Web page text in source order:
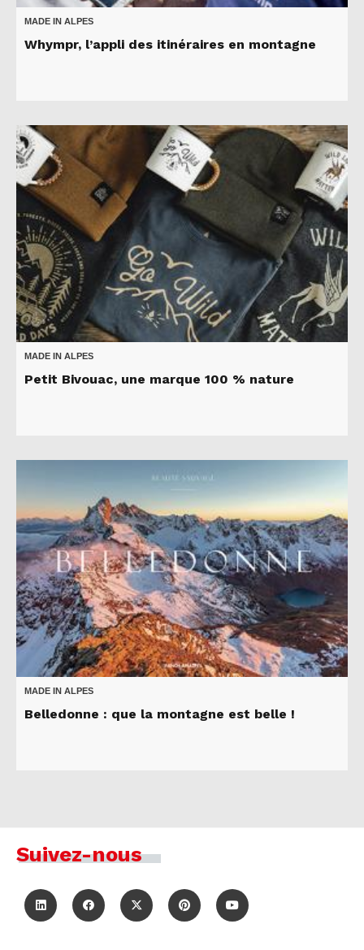
MADE IN ALPES
Whympr, l’appli des itinéraires en montagne
MADE IN ALPES
Petit Bivouac, une marque 100 % nature
MADE IN ALPES
Belledonne : que la montagne est belle !
Suivez-nous